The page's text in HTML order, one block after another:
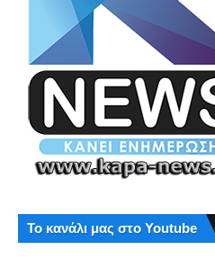
Το κανάλι μας στο Youtube